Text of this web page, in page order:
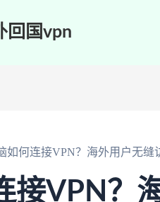
回国vpn
如何连接VPN？海外用户无缝
接VPN？